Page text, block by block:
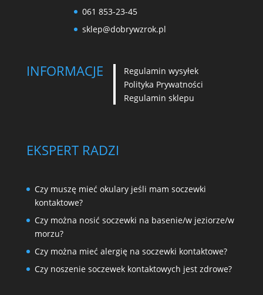
061 853-23-45
sklep@dobrywzrok.pl
INFORMACJE
Regulamin wysyłek
Polityka Prywatności
Regulamin sklepu
EKSPERT RADZI
Czy muszę mieć okulary jeśli mam soczewki
kontaktowe?
Czy można nosić soczewki na basenie/w jeziorze/w
morzu?
Czy można mieć alergię na soczewki kontaktowe?
Czy noszenie soczewek kontaktowych jest zdrowe?